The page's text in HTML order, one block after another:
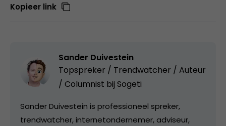
Kopieer link
Sander Duivestein
Topspreker / Trendwatcher / Auteur
/ Columnist bij Sogeti
Sander Duivestein is professioneel spreker,
trendwatcher, internetondernemer, adviseur,